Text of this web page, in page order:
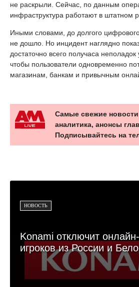
не раскрыли. Сейчас, по данным
инфраструктура работают в штатном
Иными словами, до долгого
не дошло. Но инцидент наглядно
достаточно всего получаса неполадок
чтобы пользователи одновременно
магазинам, банкам и привычным
Самые свежие
аналитика, анонсы
Подписывайтесь на
НОВОСТЬ
Konami отключит
игроков из России и